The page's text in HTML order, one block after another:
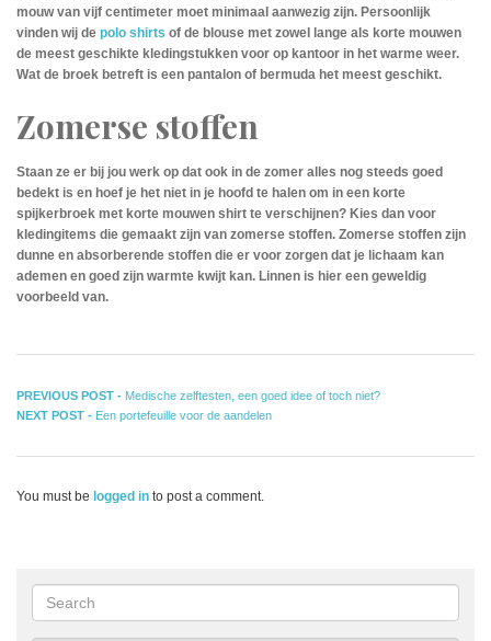
mouw van vijf centimeter moet minimaal aanwezig zijn. Persoonlijk
vinden wij de polo shirts of de blouse met zowel lange als korte mouwen
de meest geschikte kledingstukken voor op kantoor in het warme weer.
Wat de broek betreft is een pantalon of bermuda het meest geschikt.
Zomerse stoffen
Staan ze er bij jou werk op dat ook in de zomer alles nog steeds goed
bedekt is en hoef je het niet in je hoofd te halen om in een korte
spijkerbroek met korte mouwen shirt te verschijnen? Kies dan voor
kledingitems die gemaakt zijn van zomerse stoffen. Zomerse stoffen zijn
dunne en absorberende stoffen die er voor zorgen dat je lichaam kan
ademen en goed zijn warmte kwijt kan. Linnen is hier een geweldig
voorbeeld van.
Bericht
navigatie
PREVIOUS POST - Previous
post:
Medische zelftesten, een goed idee of toch niet?
NEXT POST - Next
Een portefeuille voor de aandelen
You must be logged in to post a comment.